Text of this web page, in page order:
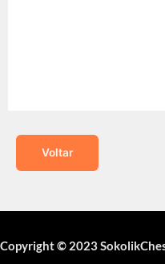
Voltar
Copyright © 2023